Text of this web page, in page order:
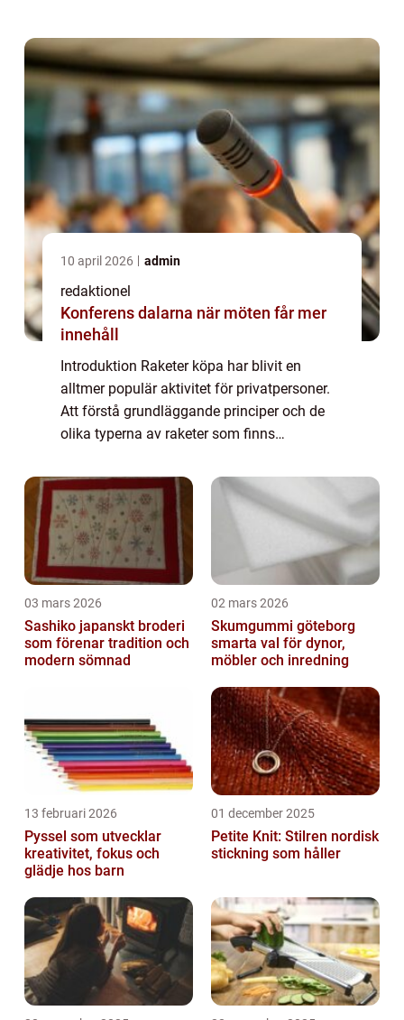
ett säk...
10 april 2026 admin
redaktionel
Konferens dalarna när möten får mer
innehåll
Introduktion Raketer köpa har blivit en
alltmer populär aktivitet för privatpersoner.
Att förstå grundläggande principer och de
olika typerna av raketer som finns
kunna njuta av denna spännande hobby på
ett säk...
03 mars 2026
Sashiko japanskt broderi
som förenar tradition och
modern sömnad
02 mars 2026
Skumgummi göteborg
smarta val för dynor,
möbler och inredning
13 februari 2026
Pyssel som utvecklar
kreativitet, fokus och
glädje hos barn
01 december 2025
Petite Knit: Stilren nordisk
stickning som håller